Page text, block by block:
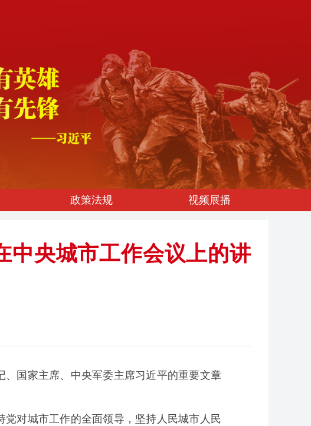
政策法规 视频展播
中央城市工作会议上的讲
国家主席、中央军委主席习近平的重要文章
对城市工作的全面领导，坚持人民城市人民